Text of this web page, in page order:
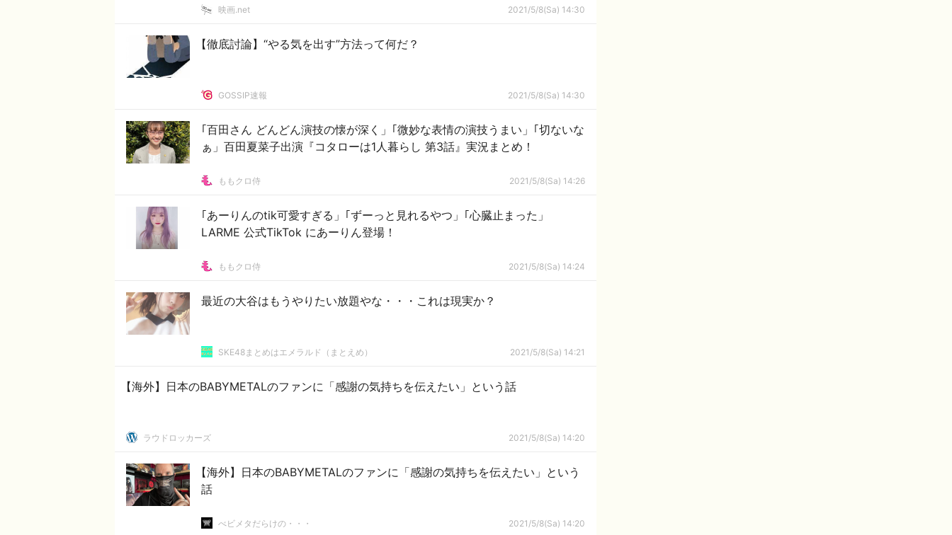
映画.net 2021/5/8(Sa) 14:30
【徹底討論】“やる気を出す”方法って何だ？
GOSSIP速報 2021/5/8(Sa) 14:30
｢百田さん どんどん演技の懐が深く」｢微妙な表情の演技うまい」｢切ないな
ぁ」百田夏菜子出演『コタローは1人暮らし 第3話』実況まとめ！
ももクロ侍 2021/5/8(Sa) 14:26
｢あーりんのtik可愛すぎる」｢ずーっと見れるやつ」｢心臓止まった」
LARME 公式TikTok にあーりん登場！
ももクロ侍 2021/5/8(Sa) 14:24
最近の大谷はもうやりたい放題やな・・・これは現実か？
SKE48まとめはエメラルド（まとえめ） 2021/5/8(Sa) 14:21
【海外】日本のBABYMETALのファンに「感謝の気持ちを伝えたい」という話
ラウドロッカーズ 2021/5/8(Sa) 14:20
【海外】日本のBABYMETALのファンに「感謝の気持ちを伝えたい」という
話
べビメタだらけの・・・ 2021/5/8(Sa) 14:20